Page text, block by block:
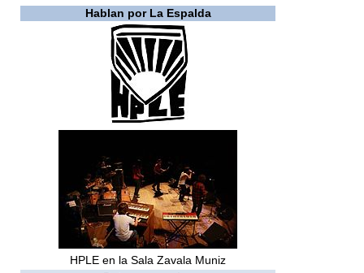
Hablan por La Espalda
HPLE en la Sala Zavala Muniz